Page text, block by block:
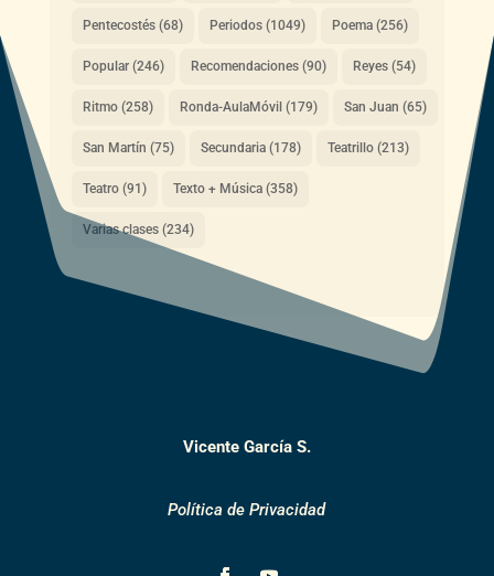
Pentecostés(68) Periodos(1049) Poema(256)
Popular(246) Recomendaciones(90) Reyes(54)
Ritmo(258) Ronda-AulaMóvil (179) San Juan (65)
San Martín (75) Secundaria(178) Teatrillo(213)
Teatro(91) Texto + Música(358)
Varias clases(234)
Vicente García S.
Política de Privacidad